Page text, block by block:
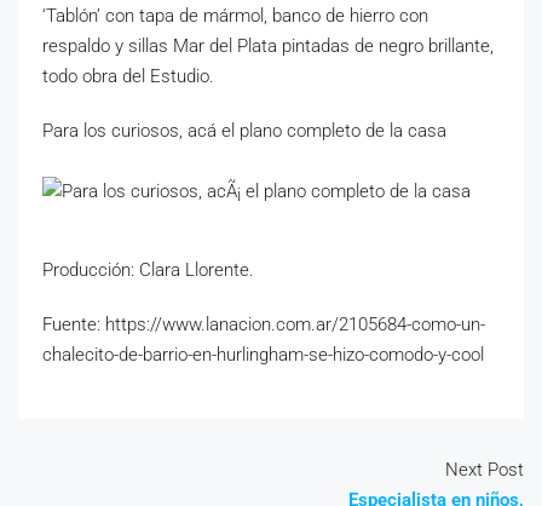
‘Tablón’ con tapa de mármol, banco de hierro con
respaldo y sillas Mar del Plata pintadas de negro brillante,
todo obra del Estudio.
Para los curiosos, acá el plano completo de la casa
Producción: Clara Llorente.
Fuente: https://www.lanacion.com.ar/2105684-como-un-
chalecito-de-barrio-en-hurlingham-se-hizo-comodo-y-cool
Next Post
Especialista en niños,